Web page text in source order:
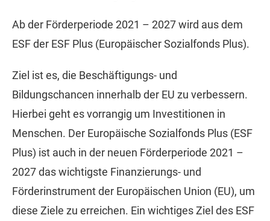
Ab der Förderperiode 2021 – 2027 wird aus dem
ESF der ESF Plus (Europäischer Sozialfonds Plus).
Ziel ist es, die Beschäftigungs- und
Bildungschancen innerhalb der EU zu verbessern.
Hierbei geht es vorrangig um Investitionen in
Menschen. Der Europäische Sozialfonds Plus (ESF
Plus) ist auch in der neuen Förderperiode 2021 –
2027 das wichtigste Finanzierungs- und
Förderinstrument der Europäischen Union (EU), um
diese Ziele zu erreichen. Ein wichtiges Ziel des ESF